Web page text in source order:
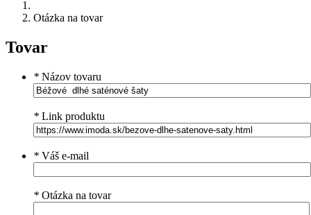
Otázka na tovar
Tovar
* Názov tovaru
* Link produktu
* Váš e-mail
* Otázka na tovar